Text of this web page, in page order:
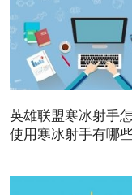
英雄联盟寒冰射手
使用寒冰射手有哪